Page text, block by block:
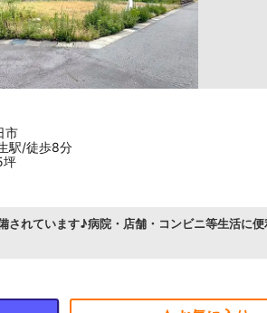
市
駅/徒歩8分
坪
されています♪病院・店舗・コンビニ等生活に